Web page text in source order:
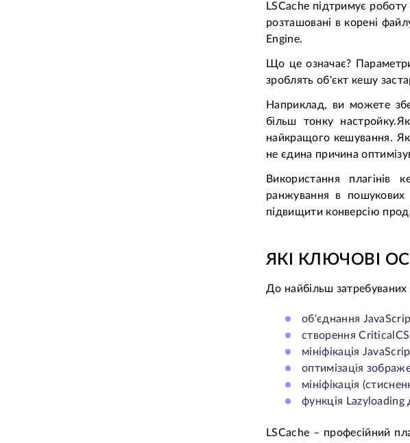
LSCache підтримує
розташовані в корені
Engine.
Що це означає?
зроблять об'єкт кешу
Наприклад, ви можете
більш тонку
найкращого кешування.
не єдина причина
Використання
ранжування в пошукових
підвищити конверсію
ЯКІ КЛЮЧОВІ
До найбільш затребуваних
об'єднання
створення
мініфікація
оптимізація
мініфікація
функція Lazyloading
LSCache – професійний